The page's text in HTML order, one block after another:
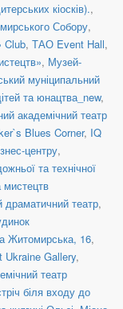
кіосків).,
Собору,
Club, ТАО Event Hall,
, Музей-
муніципальний
та юнацтва_new,
академічний театр
Blues Corner, IQ
центру,
та технічної
мистецтв
драматичний театр,
Житомирська, 16,
Ukraine Gallery,
театр
біля входу до